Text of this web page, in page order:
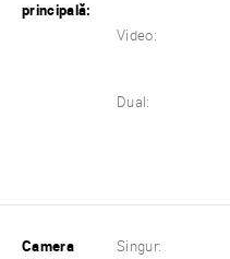
principală:
Video:
Dual:
Camera
Singur: